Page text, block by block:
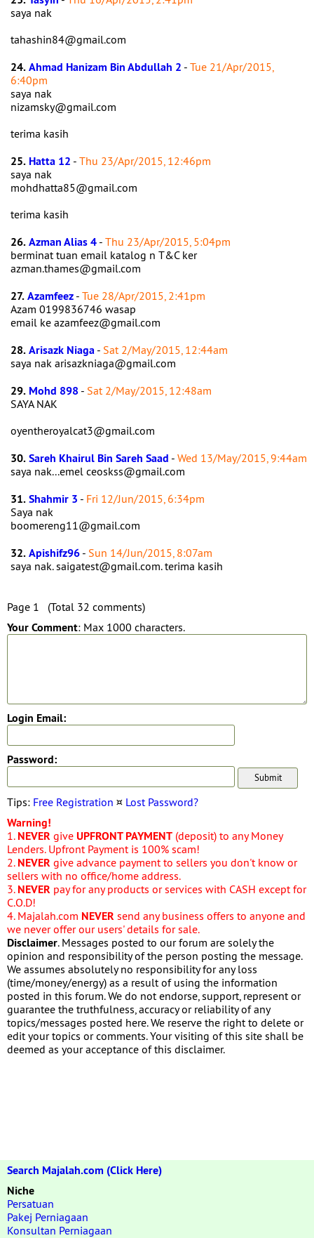
saya nak
tahashin84@gmail.com
24.Ahmad Hanizam Bin Abdullah 2 - Tue 21/Apr/2015,
6:40pm
saya nak
nizamsky@gmail.com
terima kasih
25. Hatta 12 - Thu 23/Apr/2015, 12:46pm
saya nak
mohdhatta85@gmail.com
terima kasih
26.Azman Alias 4 - Thu 23/Apr/2015, 5:04pm
berminat tuan email katalog n T&C ker
azman.thames@gmail.com
27.Azamfeez - Tue 28/Apr/2015, 2:41pm
Azam 0199836746 wasap
email ke azamfeez@gmail.com
28.Arisazk Niaga - Sat 2/May/2015, 12:44am
saya nak arisazkniaga@gmail.com
29. Mohd 898 - Sat 2/May/2015, 12:48am
SAYA NAK
oyentheroyalcat3@gmail.com
30.Sareh Khairul Bin Sareh Saad - Wed 13/May/2015, 9:44am
saya nak...emel ceoskss@gmail.com
31.Shahmir 3 - Fri 12/Jun/2015, 6:34pm
Saya nak
boomereng11@gmail.com
32.Apishifz96 - Sun 14/Jun/2015, 8:07am
saya nak. saigatest@gmail.com. terima kasih
Page 1 (Total 32 comments)
Your Comment: Max 1000 characters.
Login Email:
Password:
Tips: Free Registration ¤ Lost Password?
Warning!
1. NEVER give UPFRONT PAYMENT (deposit) to any Money
Lenders. Upfront Payment is 100% scam!
2. NEVER give advance payment to sellers you don't know or
sellers with no office/home address.
3. NEVER pay for any products or services with CASH except for
C.O.D!
4. Majalah.com NEVER send any business offers to anyone and
we never offer our users' details for sale.
Disclaimer. Messages posted to our forum are solely the
opinion and responsibility of the person posting the message.
We assumes absolutely no responsibility for any loss
(time/money/energy) as a result of using the information
posted in this forum. We do not endorse, support, represent or
guarantee the truthfulness, accuracy or reliability of any
topics/messages posted here. We reserve the right to delete or
edit your topics or comments. Your visiting of this site shall be
deemed as your acceptance of this disclaimer.
Search Majalah.com (Click Here)
Niche
Persatuan
Pakej Perniagaan
Konsultan Perniagaan